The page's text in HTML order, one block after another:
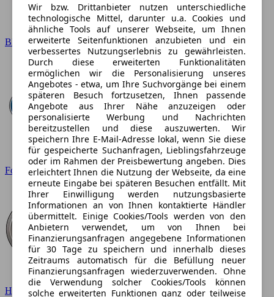
BMW
Ford
Hyundai
Wir bzw. Drittanbieter nutzen unterschiedliche
technologische Mittel, darunter u.a. Cookies und
ähnliche Tools auf unserer Webseite, um Ihnen
erweiterte Seitenfunktionen anzubieten und ein
verbessertes Nutzungserlebnis zu gewährleisten.
Durch diese erweiterten Funktionalitäten
ermöglichen wir die Personalisierung unseres
Angebotes - etwa, um Ihre Suchvorgänge bei einem
späteren Besuch fortzusetzen, Ihnen passende
Angebote aus Ihrer Nähe anzuzeigen oder
personalisierte Werbung und Nachrichten
bereitzustellen und diese auszuwerten. Wir
speichern Ihre E-Mail-Adresse lokal, wenn Sie diese
für gespeicherte Suchanfragen, Lieblingsfahrzeuge
oder im Rahmen der Preisbewertung angeben. Dies
erleichtert Ihnen die Nutzung der Webseite, da eine
erneute Eingabe bei späteren Besuchen entfällt. Mit
Ihrer Einwilligung werden nutzungsbasierte
Informationen an von Ihnen kontaktierte Händler
übermittelt. Einige Cookies/Tools werden von den
Anbietern verwendet, um von Ihnen bei
Finanzierungsanfragen angegebene Informationen
für 30 Tage zu speichern und innerhalb dieses
Zeitraums automatisch für die Befüllung neuer
Finanzierungsanfragen wiederzuverwenden. Ohne
die Verwendung solcher Cookies/Tools können
solche erweiterten Funktionen ganz oder teilweise